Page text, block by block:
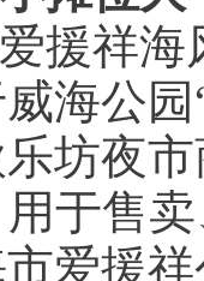
援祥
海公
坊夜
于售
爱援